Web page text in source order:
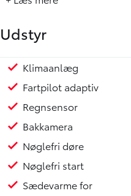
Udstyr
Klimaanlæg
Fartpilot adaptiv
Regnsensor
Bakkamera
Nøglefri døre
Nøglefri start
Sædevarme for
Mulighed for attraktiv
Toyota Relax -